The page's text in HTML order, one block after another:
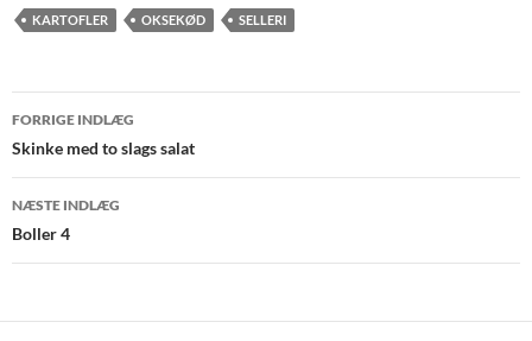
KARTOFLER OKSEKØD SELLERI
Indlægsnavigation
FORRIGE INDLÆG
Skinke med to slags salat
NÆSTE INDLÆG
Boller 4